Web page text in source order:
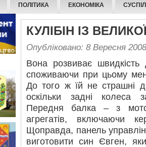
ПОЛІТИКА ЕКОНОМІКА
КУЛІБІН ІЗ
Опубліковано: 8 Вересня 2008
Вона розвиває швидкість
споживаючи при цьому
До того ж їй не страшні
оскільки задні колеса
Передня балка – з
агрегатів, включаючи
Щоправда, панель
виготовити син Євген,